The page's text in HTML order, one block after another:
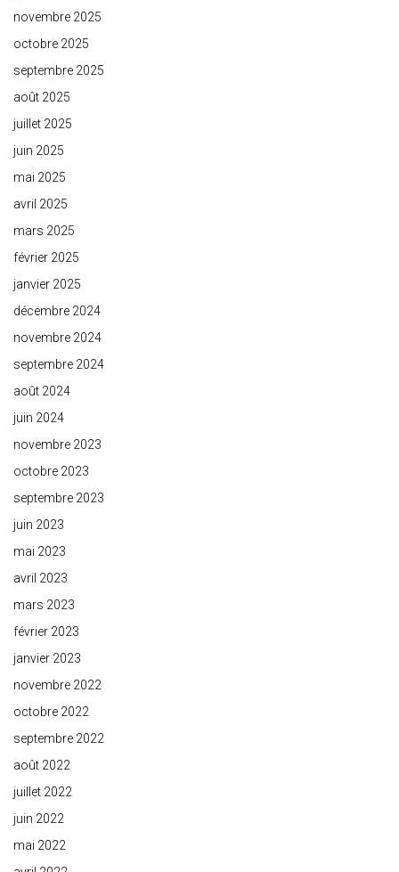
novembre 2025
octobre 2025
septembre 2025
août 2025
juillet 2025
juin 2025
mai 2025
avril 2025
mars 2025
février 2025
janvier 2025
décembre 2024
novembre 2024
septembre 2024
août 2024
juin 2024
novembre 2023
octobre 2023
septembre 2023
juin 2023
mai 2023
avril 2023
mars 2023
février 2023
janvier 2023
novembre 2022
octobre 2022
septembre 2022
août 2022
juillet 2022
juin 2022
mai 2022